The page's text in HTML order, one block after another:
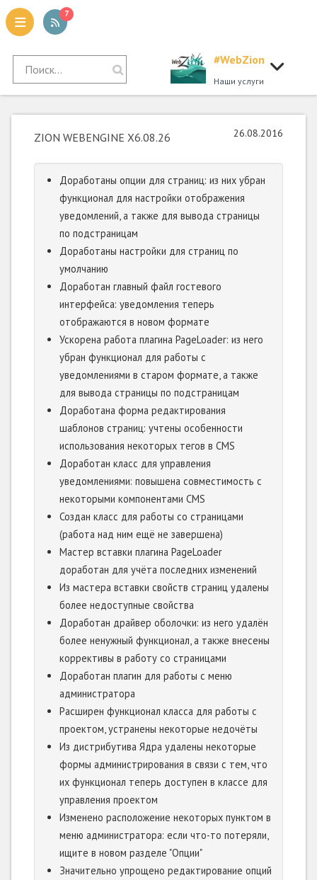
7
#WebZion
Наши услуги
ZION WEBENGINE X6.08.26 26.08.2016
Доработаны опции для страниц: из них убран
функционал для настройки отображения
уведомлений, а также для вывода страницы
по подстраницам
Доработаны настройки для страниц по
умолчанию
Доработан главный файл гостевого
интерфейса: уведомления теперь
отображаются в новом формате
Ускорена работа плагина PageLoader: из него
убран функционал для работы с
уведомлениями в старом формате, а также
для вывода страницы по подстраницам
Доработана форма редактирования
шаблонов страниц: учтены особенности
использования некоторых тегов в CMS
Доработан класс для управления
уведомлениями: повышена совместимость с
некоторыми компонентами CMS
Создан класс для работы со страницами
(работа над ним ещё не завершена)
Мастер вставки плагина PageLoader
доработан для учёта последних изменений
Из мастера вставки свойств страниц удалены
более недоступные свойства
Доработан драйвер оболочки: из него удалён
более ненужный функционал, а также внесены
коррективы в работу со страницами
Доработан плагин для работы с меню
администратора
Расширен функционал класса для работы с
проектом, устранены некоторые недочёты
Из дистрибутива Ядра удалены некоторые
формы администрирования в связи с тем, что
их функционал теперь доступен в классе для
управления проектом
Изменено расположение некоторых пунктом в
меню администратора: если что-то потеряли,
ищите в новом разделе "Опции"
Значительно упрощено редактирование опций